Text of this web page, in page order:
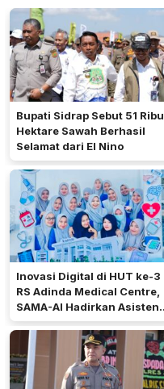
Bupati Sidrap Sebut 51 Ribu
Hektare Sawah Berhasil
Selamat dari El Nino
Inovasi Digital di HUT ke-3
RS Adinda Medical Centre,
SAMA-AI Hadirkan Asisten
Gizi Berbasis AI